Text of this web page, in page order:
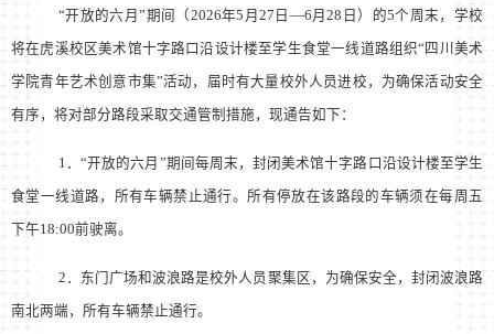
“开放的六月”期 间（2026年5 月27 日 —6月28 日）的5个周末，学校
将在虎溪校区美术馆十字路口沿设计楼至学生食堂一线道路组织“四川美术
学院青年艺术创意市集”活动 ，届时有大量校外人员进校，为确保活动安全
有序，将对部分路段采取交通管制措施，现通告如下：
1 ．“开放的六月”期间 每周末，封闭美术馆十字路口沿设计楼至学生
食堂一线道路，所有车辆禁止通行。所有停放在该路段的车辆须在每周五
下午18:00前驶离。
2 ． 东门广场和波浪路是校外人员聚集区，为确保安全，封闭波浪路
南北两端，所有车辆禁止通行。